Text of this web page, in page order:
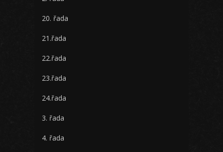
20. řada
21.řada
22.řada
23.řada
24.řada
3. řada
4. řada